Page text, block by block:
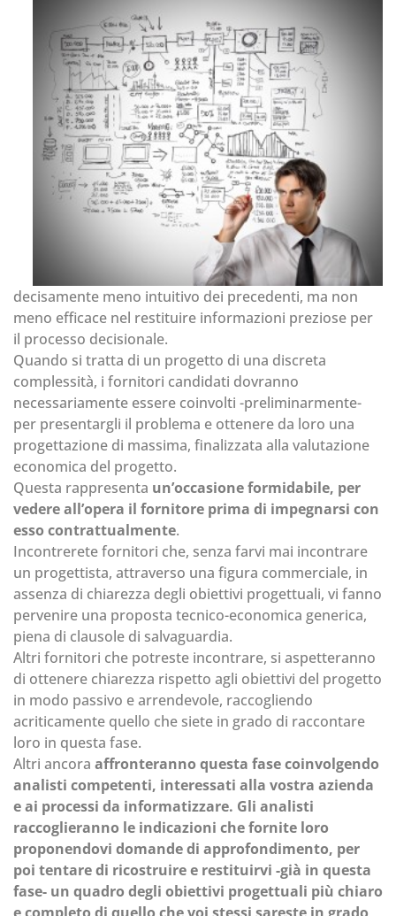
decisamente meno intuitivo dei precedenti, ma non
meno efficace nel restituire informazioni preziose per
il processo decisionale.
Quando si tratta di un progetto di una discreta
complessità, i fornitori candidati dovranno
necessariamente essere coinvolti -preliminarmente-
per presentargli il problema e ottenere da loro una
progettazione di massima, finalizzata alla valutazione
economica del progetto.
Questa rappresenta un’occasione formidabile, per
vedere all’opera il fornitore prima di impegnarsi con
esso contrattualmente.
Incontrerete fornitori che, senza farvi mai incontrare
un progettista, attraverso una figura commerciale, in
assenza di chiarezza degli obiettivi progettuali, vi fanno
pervenire una proposta tecnico-economica generica,
piena di clausole di salvaguardia.
Altri fornitori che potreste incontrare, si aspetteranno
di ottenere chiarezza rispetto agli obiettivi del progetto
in modo passivo e arrendevole, raccogliendo
acriticamente quello che siete in grado di raccontare
loro in questa fase.
Altri ancora affronteranno questa fase coinvolgendo
analisti competenti, interessati alla vostra azienda
e ai processi da informatizzare. Gli analisti
raccoglieranno le indicazioni che fornite loro
proponendovi domande di approfondimento, per
poi tentare di ricostruire e restituirvi -già in questa
fase- un quadro degli obiettivi progettuali più chiaro
e completo di quello che voi stessi sareste in grado